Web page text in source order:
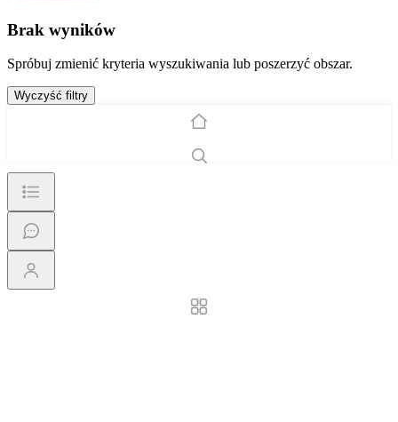
Brak wyników
Spróbuj zmienić kryteria wyszukiwania lub poszerzyć obszar.
Wyczyść filtry